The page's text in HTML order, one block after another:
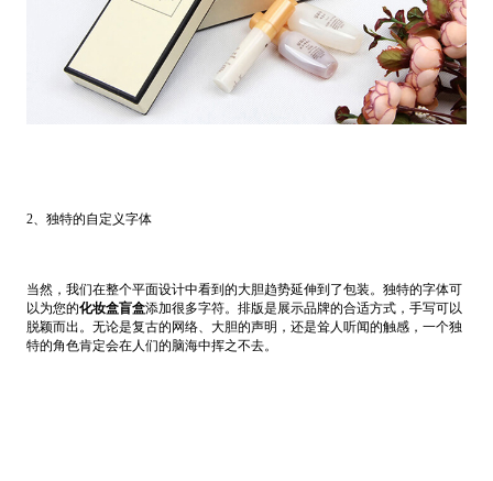
2、独特的自定义字体
当然，我们在整个平面设计中看到的大胆趋势延伸到了包装。独特的字体可
以为您的化妆盒盲盒添加很多字符。排版是展示品牌的合适方式，手写可以
脱颖而出。无论是复古的网络、大胆的声明，还是耸人听闻的触感，一个独
特的角色肯定会在人们的脑海中挥之不去。